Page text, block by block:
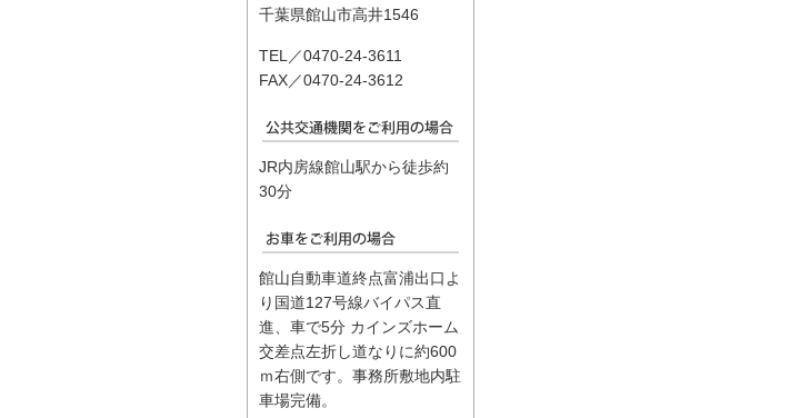
千葉県館山市高井1546
TEL／0470-24-3611
FAX／0470-24-3612
JR内房線館山駅から徒歩約
30分
館山自動車道終点富浦出口よ
り国道127号線バイパス直
進、車で5分 カインズホーム
交差点左折し道なりに約600
ｍ右側です。事務所敷地内駐
車場完備。